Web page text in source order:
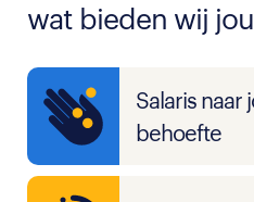
wat bieden wij jou
Salaris naar
behoefte